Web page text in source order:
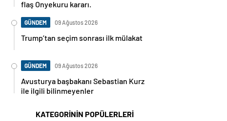
flaş Onyekuru kararı.
GÜNDEM 09 Ağustos 2026
Trump’tan seçim sonrası ilk mülakat
GÜNDEM 09 Ağustos 2026
Avusturya başbakanı Sebastian Kurz
ile ilgili bilinmeyenler
KATEGORİNİN POPÜLERLERİ